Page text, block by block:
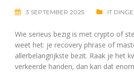
3 SEPTEMBER 2025 IT
Wie serieus bezig is met crypto of
weet het: je recovery phrase of
allerbelangrijkste bezit. Raak je het
verkeerde handen, dan kan dat